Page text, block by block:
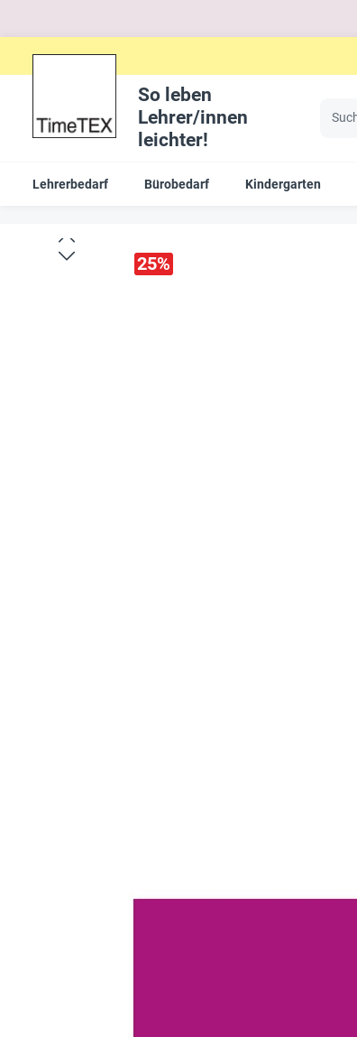
So leben
Lehrer/innen
leichter!
Lehrerbedarf Bürobedarf Kindergarten
25%